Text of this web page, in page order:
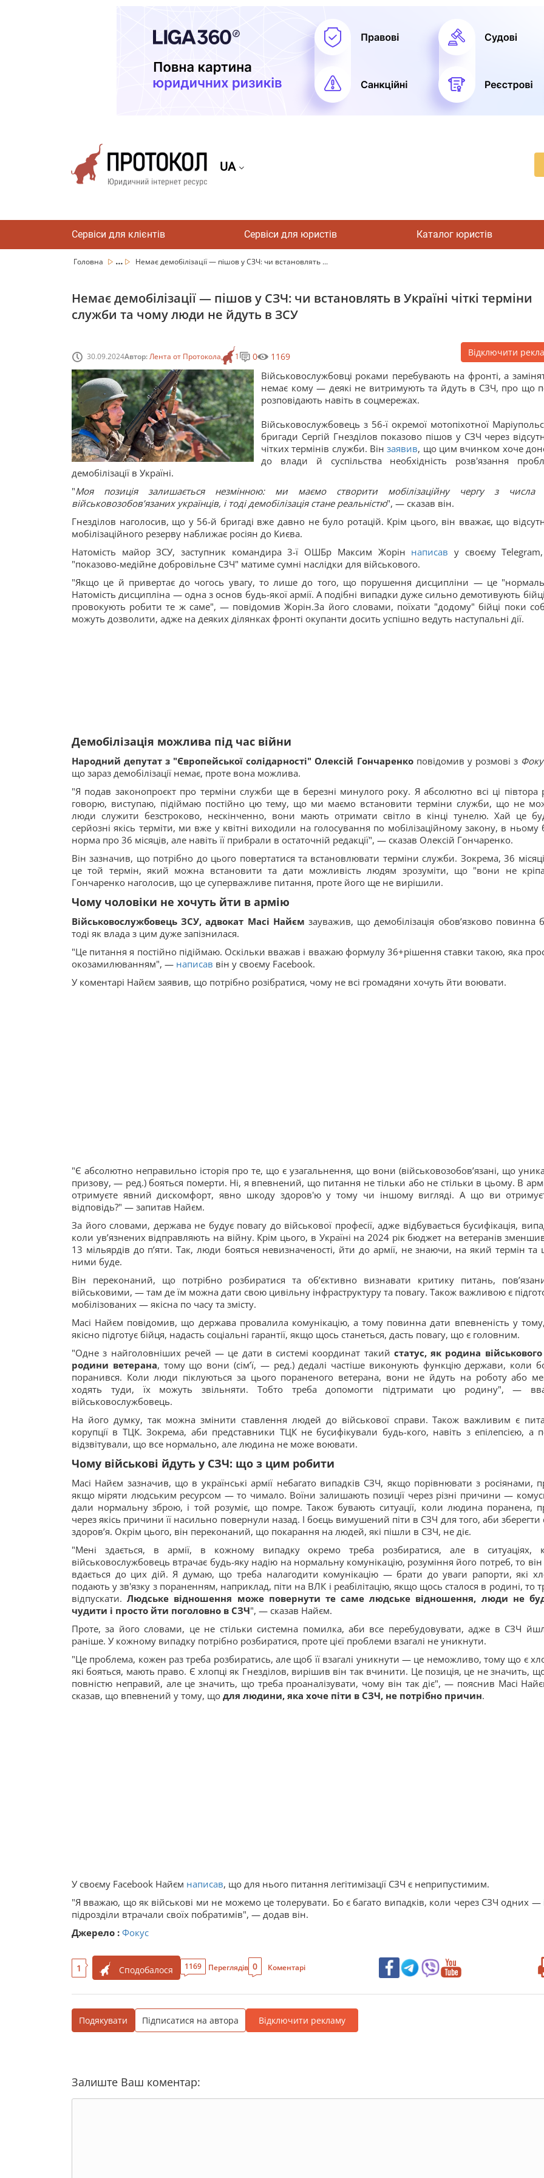
UA
Сервіси для клієнтів Сервіси для юристів Каталог юристів
Головна ... Немає демобілізації — пішов у СЗЧ: чи встановлять ...
Немає демобілізації — пішов у СЗЧ: чи встановлять в Україні чіткі терміни
служби та чому люди не йдуть в ЗСУ
30.09.2024Автор:Лента от Протокола 1 0 1169 Відключити
Військовослужбовці роками перебувають на фронті, а
немає кому — деякі не витримують та йдуть в СЗЧ, про що
розповідають навіть в соцмережах.
Військовослужбовець з 56-ї окремої мотопіхотної
бригади Сергій Гнезділов показово пішов у СЗЧ через
чітких термінів служби. Вінзаявив, що цим вчинком хоче
до влади й суспільства необхідність розв'язання
демобілізації в Україні.
"Моя позиція залишається незмінною: ми маємо створити мобілізаційну чергу з числа
військовозобовʼязаних українців, і тоді демобілізація стане реальністю", — сказав він.
Гнезділов наголосив, що у 56-й бригаді вже давно не було ротацій. Крім цього, він вважає, що
мобілізаційного резерву наближає росіян до Києва.
Натомість майор ЗСУ, заступник командира 3-ї ОШБр Максим Жорін написав у своєму
"показово-медійне добровільне СЗЧ" матиме сумні наслідки для військового.
"Якщо це й привертає до чогось увагу, то лише до того, що порушення дисципліни — це
Натомість дисципліна — одна з основ будь-якої армії. А подібні випадки дуже сильно демотивують
провокують робити те ж саме", — повідомив Жорін.За його словами, поїхати "додому" бійці поки
можуть дозволити, адже на деяких ділянках фронті окупанти досить успішно ведуть наступальні дії.
Демобілізація можлива під час війни
Народний депутат з "Європейської солідарності" Олексій Гончаренкоповідомив у розмові з
що зараз демобілізації немає, проте вона можлива.
"Я подав законопроєкт про терміни служби ще в березні минулого року. Я абсолютно всі ці півтора
говорю, виступаю, підіймаю постійно цю тему, що ми маємо встановити терміни служби, що не
люди служити безстроково, нескінченно, вони мають отримати світло в кінці тунелю. Хай це
серйозні якісь терміти, ми вже у квітні виходили на голосування по мобілізаційному закону, в ньому
норма про 36 місяців, але навіть її прибрали в остаточній редакції", — сказав Олексій Гончаренко.
Він зазначив, що потрібно до цього повертатися та встановлювати терміни служби. Зокрема, 36
це той термін, який можна встановити та дати можливість людям зрозуміти, що "вони не
Гончаренко наголосив, що це суперважливе питання, проте його ще не вирішили.
Чому чоловіки не хочуть йти в армію
Військовослужбовець ЗСУ, адвокат Масі Найєм зауважив, що демобілізація обовʼязково повинна
тоді як влада з цим дуже запізнилася.
"Це питання я постійно підіймаю. Оскільки вважав і вважаю формулу 36+рішення ставки такою, яка
окозамилюванням", — написав він у своєму Facebook.
У коментарі Найєм заявив, що потрібно розібратися, чому не всі громадяни хочуть йти воювати.
"Є абсолютно неправильно історія про те, що є узагальнення, що вони (військовозобовʼязані, що
призову, — ред.) бояться померти. Ні, я впевнений, що питання не тільки або не стільки в цьому. В
отримуєте явний дискомфорт, явно шкоду здоров'ю у тому чи іншому вигляді. А що ви
відповідь?" — запитав Найєм.
За його словами, держава не будує повагу до військової професії, адже відбувається бусифікація,
коли увʼязнених відправляють на війну. Крім цього, в Україні на 2024 рік бюджет на ветеранів
13 мільярдів до пʼяти. Так, люди бояться невизначеності, йти до армії, не знаючи, на який термін та
ними буде.
Він переконаний, що потрібно розбиратися та обʼєктивно визнавати критику питань,
військовими, — там де їм можна дати свою цивільну інфраструктуру та повагу. Також важливою є
мобілізованих — якісна по часу та змісту.
Масі Найєм повідомив, що держава провалила комунікацію, а тому повинна дати впевненість у
якісно підготує бійця, надасть соціальні гарантії, якщо щось станеться, дасть повагу, що є головним.
"Одне з найголовніших речей — це дати в системі координат такий статус, як родина
родини ветерана, тому що вони (сімʼї, — ред.) дедалі частіше виконують функцію держави, коли
поранився. Коли люди піклуються за цього пораненого ветерана, вони не йдуть на роботу або
ходять туди, їх можуть звільняти. Тобто треба допомогти підтримати цю родину", —
військовослужбовець.
На його думку, так можна змінити ставлення людей до військової справи. Також важливим є
корупції в ТЦК. Зокрема, аби представники ТЦК не бусифікували будь-кого, навіть з епілепсією, а
відзвітували, що все нормально, але людина не може воювати.
Чому військові йдуть у СЗЧ: що з цим робити
Масі Найєм зазначив, що в українські армії небагато випадків СЗЧ, якщо порівнювати з росіянами,
якщо міряти людським ресурсом — то чимало. Воїни залишають позиції через різні причини —
дали нормальну зброю, і той розуміє, що помре. Також бувають ситуації, коли людина поранена,
через якісь причини її насильно повернули назад. І боєць вимушений піти в СЗЧ для того, аби зберегти
здоровʼя. Окрім цього, він переконаний, що покарання на людей, які пішли в СЗЧ, не діє.
"Мені здається, в армії, в кожному випадку окремо треба розбиратися, але в ситуаціях,
військовослужбовець втрачає будь-яку надію на нормальну комунікацію, розуміння його потреб, то він
вдається до цих дій. Я думаю, що треба налагодити комунікацію — брати до уваги рапорти, які
подають у зв'язку з пораненням, наприклад, піти на ВЛК і реабілітацію, якщо щось сталося в родині, то
відпускати.Людське відношення може повернути те саме людське відношення, люди не
чудити і просто йти поголовно в СЗЧ", — сказав Найєм.
Проте, за його словами, це не стільки системна помилка, аби все перебудовувати, адже в СЗЧ
раніше. У кожному випадку потрібно розбиратися, проте цієї проблеми взагалі не уникнути.
"Це проблема, кожен раз треба розбиратись, але щоб її взагалі уникнути — це неможливо, тому що є
які бояться, мають право. Є хлопці як Гнезділов, вирішив він так вчинити. Це позиція, це не значить,
повністю неправий, але це значить, що треба проаналізувати, чому він так діє", — пояснив Масі
сказав, що впевнений у тому, що для людини, яка хоче піти в СЗЧ, не потрібно причин.
У своєму Facebook Найєм написав, що для нього питання легітимізації СЗЧ є неприпустимим.
"Я вважаю, що як військові ми не можемо це толерувати. Бо є багато випадків, коли через СЗЧ одних —
підрозділи втрачали своїх побратимів", — додав він.
Джерело : Фокус
1 Сподобалося 1169 Переглядів 0 Коментарі
Подякувати Підписатися на автора Відключити рекламу
Залиште Ваш коментар: